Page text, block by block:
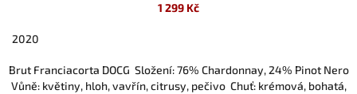
1 299 Kč
2020
Brut Franciacorta DOCG Složení: 76% Chardonnay, 24% Pinot Nero
Vůně: květiny, hloh, vavřín, citrusy, pečivo Chuť: krémová, bohatá,